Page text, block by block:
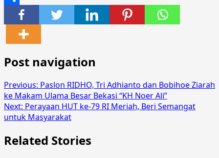
Share
Post navigation
Previous: Paslon RIDHO, Tri Adhianto dan Bobihoe Ziarah
ke Makam Ulama Besar Bekasi “KH Noer Ali”
Next: Perayaan HUT ke-79 RI Meriah, Beri Semangat
untuk Masyarakat
Related Stories